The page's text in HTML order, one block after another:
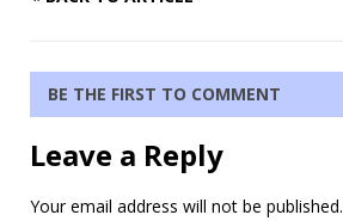
BE THE FIRST TO COMMENT
Leave a Reply
Your email address will not be published.